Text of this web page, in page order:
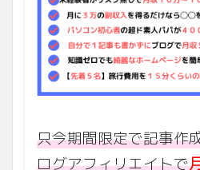
只今期間限定で記事作
ログアフィリエイトで